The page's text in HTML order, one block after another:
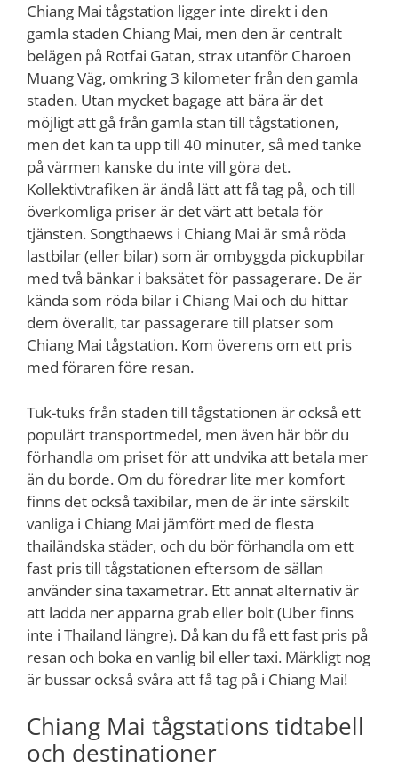
Chiang Mai tågstation ligger inte direkt i den
gamla staden Chiang Mai, men den är centralt
belägen på Rotfai Gatan, strax utanför Charoen
Muang Väg, omkring 3 kilometer från den gamla
staden. Utan mycket bagage att bära är det
möjligt att gå från gamla stan till tågstationen,
men det kan ta upp till 40 minuter, så med tanke
på värmen kanske du inte vill göra det.
Kollektivtrafiken är ändå lätt att få tag på, och till
överkomliga priser är det värt att betala för
tjänsten. Songthaews i Chiang Mai är små röda
lastbilar (eller bilar) som är ombyggda pickupbilar
med två bänkar i baksätet för passagerare. De är
kända som röda bilar i Chiang Mai och du hittar
dem överallt, tar passagerare till platser som
Chiang Mai tågstation. Kom överens om ett pris
med föraren före resan.
Tuk-tuks från staden till tågstationen är också ett
populärt transportmedel, men även här bör du
förhandla om priset för att undvika att betala mer
än du borde. Om du föredrar lite mer komfort
finns det också taxibilar, men de är inte särskilt
vanliga i Chiang Mai jämfört med de flesta
thailändska städer, och du bör förhandla om ett
fast pris till tågstationen eftersom de sällan
använder sina taxametrar. Ett annat alternativ är
att ladda ner apparna grab eller bolt (Uber finns
inte i Thailand längre). Då kan du få ett fast pris på
resan och boka en vanlig bil eller taxi. Märkligt nog
är bussar också svåra att få tag på i Chiang Mai!
Chiang Mai tågstations tidtabell
och destinationer